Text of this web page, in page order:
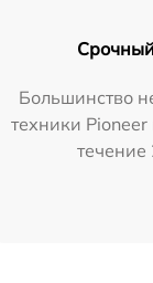
Большинство
техники
течение